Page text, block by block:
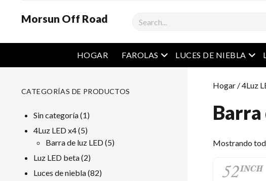
Morsun Off Road Buscar
HOGAR FAROLAS Menú abierto
LUCES DE NIEBLA
Hogar /4Luz
Barra
Mostrando
CATEGORÍAS DE PRODUCTOS
Sin categoría 11
producto
4Luz LED x4 55
productos
Barra de luz LED 55
Luz LED beta 22
productos
Luces de niebla 8282